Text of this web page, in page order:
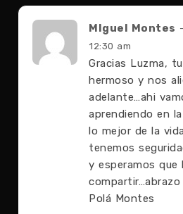
MIguel Montes
12:30 am
Gracias Luzma,
hermoso y nos
adelante…ahi
aprendiendo en
lo mejor de la
tenemos
y esperamos que
Polá Montes